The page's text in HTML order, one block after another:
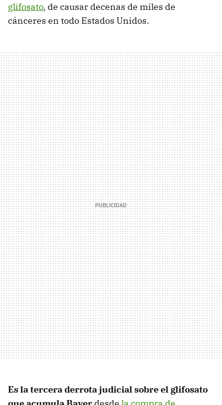
glifosato, de causar decenas de miles de
cánceres en todo Estados Unidos.
Es la tercera derrota judicial sobre el glifosato